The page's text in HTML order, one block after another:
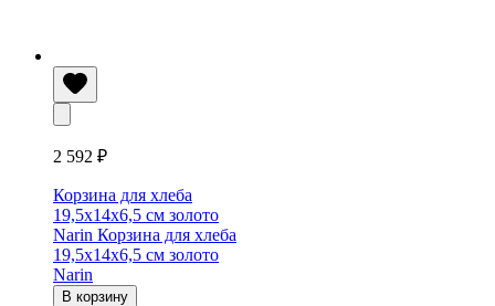
2 592 ₽
Корзина для хлеба
19,5х14х6,5 см золото
Narin Корзина для хлеба
19,5х14х6,5 см золото
Narin
В корзину